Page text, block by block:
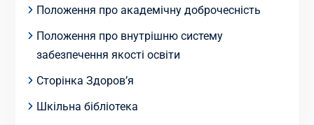
Положення про академічну доброчесність
Положення про внутрішню систему
забезпечення якості освіти
Сторінка Здоров’я
Шкільна бібліотека